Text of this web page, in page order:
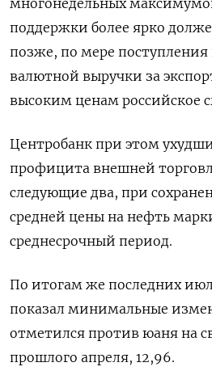
многонедельных
поддержки более ярко
позже, по мере
валютной выручки за
высоким ценам российское
Центробанк при этом
профицита внешней
следующие два, при
средней цены на нефть
среднесрочный период.
По итогам же последних
показал минимальные
отметился против юаня на
прошлого апреля, 12,96.